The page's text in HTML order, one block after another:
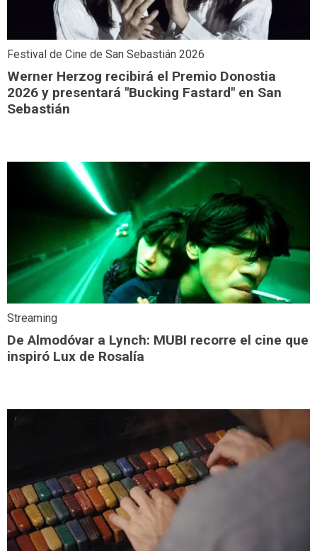
Festival de Cine de San Sebastián 2026
Werner Herzog recibirá el Premio Donostia
2026 y presentará "Bucking Fastard" en San
Sebastián
Streaming
De Almodóvar a Lynch: MUBI recorre el cine que
inspiró Lux de Rosalía